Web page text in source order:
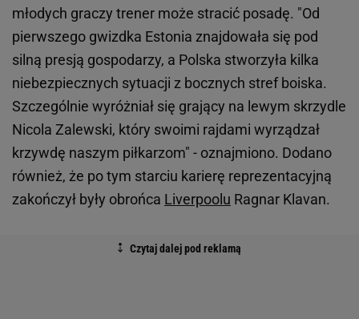
młodych graczy trener może stracić posadę. "Od
pierwszego gwizdka Estonia znajdowała się pod
silną presją gospodarzy, a Polska stworzyła kilka
niebezpiecznych sytuacji z bocznych stref boiska.
Szczególnie wyróżniał się grający na lewym skrzydle
Nicola Zalewski, który swoimi rajdami wyrządzał
krzywdę naszym piłkarzom" - oznajmiono. Dodano
również, że po tym starciu karierę reprezentacyjną
zakończył były obrońca Liverpoolu Ragnar Klavan.